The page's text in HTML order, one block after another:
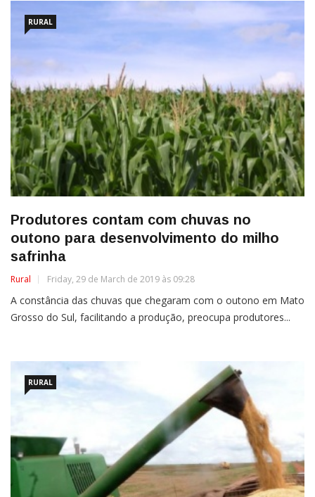
RURAL
Produtores contam com chuvas no
outono para desenvolvimento do milho
safrinha
Rural Friday, 29 de March de 2019 às 09:28
A constância das chuvas que chegaram com o outono em Mato
Grosso do Sul, facilitando a produção, preocupa produtores...
RURAL